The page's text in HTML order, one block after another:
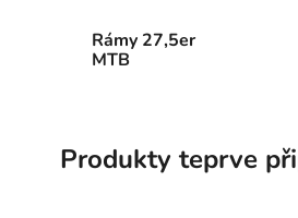
Rámy 27,5er
MTB
Produkty teprve